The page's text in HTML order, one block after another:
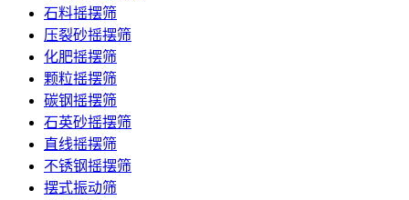
石料摇摆筛
压裂砂摇摆筛
化肥摇摆筛
颗粒摇摆筛
碳钢摇摆筛
石英砂摇摆筛
直线摇摆筛
不锈钢摇摆筛
摆式振动筛